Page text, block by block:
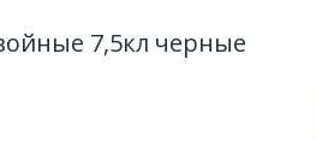
7,5кл черные